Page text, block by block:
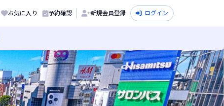
お気に入り 予約確認 新規会員登録 ログイン